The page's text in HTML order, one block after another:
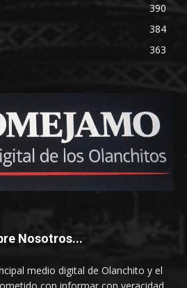
390
384
363
Nosotros...
medio digital de Olanchito y el